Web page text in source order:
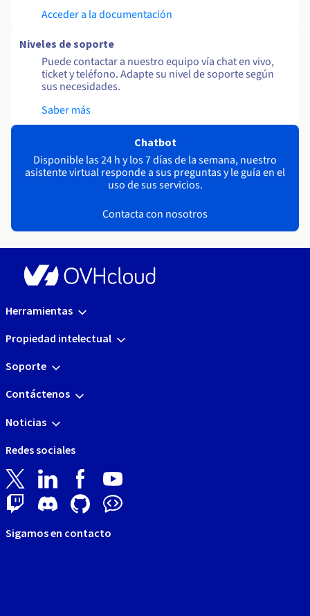
Acceder a la documentación
Niveles de soporte
Puede contactar a nuestro equipo vía chat en vivo,
ticket y teléfono. Adapte su nivel de soporte según
sus necesidades.
Saber más
Chatbot
Disponible las 24 h y los 7 días de la semana, nuestro
asistente virtual responde a sus preguntas y le guía en el
uso de sus servicios.
Contacta con nosotros
Herramientas
Propiedad intelectual
Soporte
Contáctenos
Noticias
Redes sociales
Sigamos en contacto